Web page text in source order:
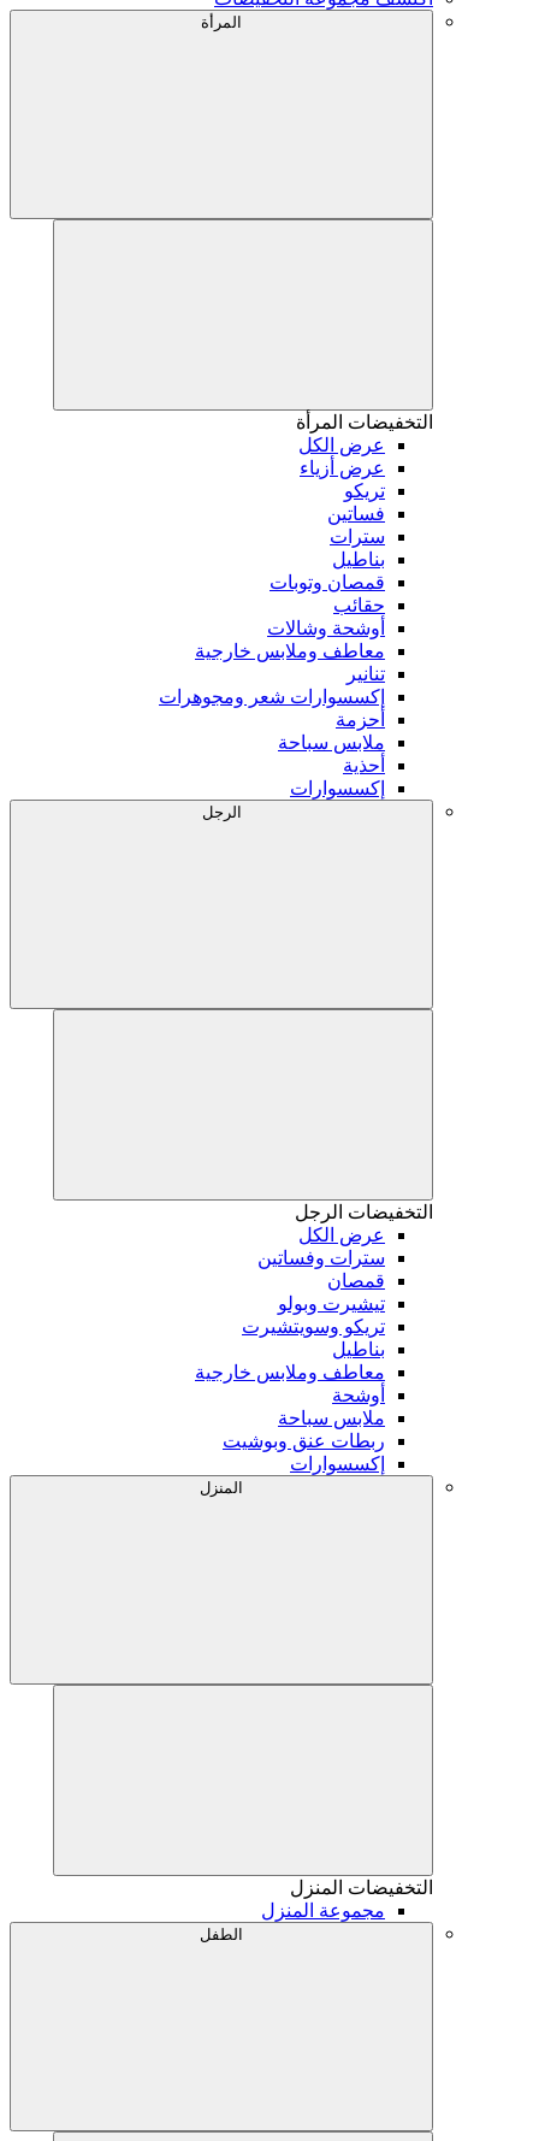
المرأة
التخفيضات المرأة
عرض الكل
عرض أزياء
تريكو
فساتين
سترات
بناطيل
قمصان وتوبات
حقائب
أوشحة وشالات
معاطف وملابس خارجية
تنانير
إكسسوارات شعر ومجوهرات
أحزمة
ملابس سباحة
أحذية
إكسسوارات
الرجل
التخفيضات الرجل
عرض الكل
سترات وفساتين
قمصان
تيشيرت وبولو
تريكو وسويتشيرت
بناطيل
معاطف وملابس خارجية
أوشحة
ملابس سباحة
ربطات عنق وبوشيت
إكسسوارات
المنزل
التخفيضات المنزل
مجموعة المنزل
الطفل